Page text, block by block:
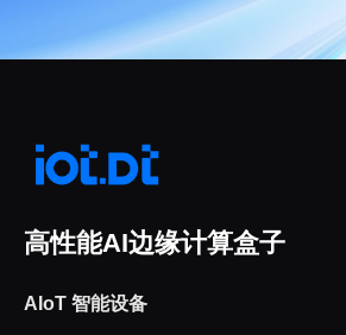
高性能AI边缘计算盒子
AIoT 智能设备